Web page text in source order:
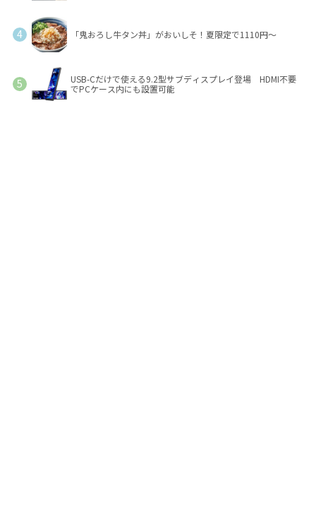
「鬼おろし牛タン丼」がおいしそ！夏限定で1110円～
USB-Cだけで使える9.2型サブディスプレイ登場 HDMI不要
でPCケース内にも設置可能